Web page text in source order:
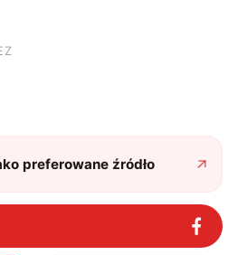
preferowane źródło